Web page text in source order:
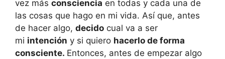
vez más consciencia en todas y cada una de
las cosas que hago en mi vida. Así que, antes
de hacer algo, decido cual va a ser
mi intención y si quiero hacerlo de forma
consciente. Entonces, antes de empezar algo